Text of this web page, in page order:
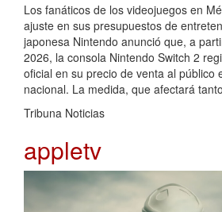
Los fanáticos de los videojuegos en
ajuste en sus presupuestos de
japonesa Nintendo anunció que, a
2026, la consola Nintendo Switch 2
oficial en su precio de venta al público
nacional. La medida, que afectará
Tribuna Noticias
appletv